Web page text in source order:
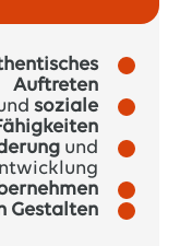
Auftreten
soziale
und
Gestalten